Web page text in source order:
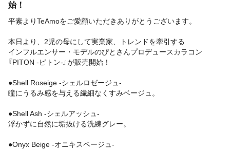
始！
平素よりTeAmoをご愛顧いただきありがとうございます。
本日より、2児の母にして実業家、トレンドを牽引する
インフルエンサー・モデルのぴとさんプロデュースカラコン
『PITON -ピトン-』が販売開始！
●Shell Roseige -シェルロゼージュ-
瞳にうるみ感を与える繊細なくすみベージュ。
●Shell Ash -シェルアッシュ-
浮かずに自然に垢抜ける洗練グレー。
●Onyx Beige -オニキスベージュ-